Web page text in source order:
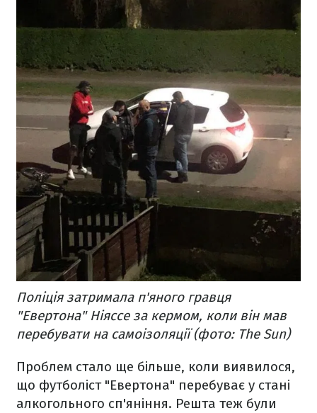
Поліція затримала п'яного гравця
"Евертона" Ніяссе за кермом, коли він мав
перебувати на самоізоляції (фото: The Sun)
Проблем стало ще більше, коли виявилося,
що футболіст "Евертона" перебуває у стані
алкогольного сп'яніння. Решта теж були